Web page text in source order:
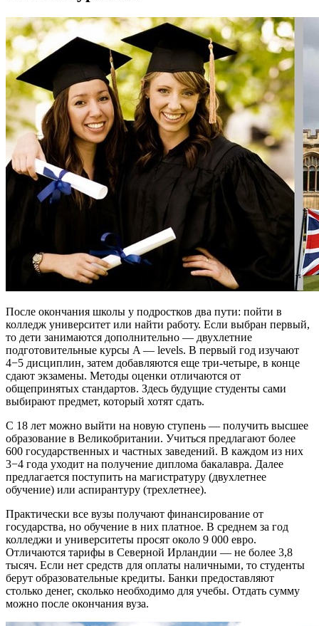
После окончания школы у подростков два пути: пойти в
колледж университет или найти работу. Если выбран первый,
то дети занимаются дополнительно — двухлетние
подготовительные курсы A — levels. В первый год изучают
4−5 дисциплин, затем добавляются еще три-четыре, в конце
сдают экзамены. Методы оценки отличаются от
общепринятых стандартов. Здесь будущие студенты сами
выбирают предмет, который хотят сдать.
С 18 лет можно выйти на новую ступень — получить высшее
образование в Великобритании. Учиться предлагают более
600 государственных и частных заведений. В каждом из них
3−4 года уходит на получение диплома бакалавра. Далее
предлагается поступить на магистратуру (двухлетнее
обучение) или аспирантуру (трехлетнее).
Практически все вузы получают финансирование от
государства, но обучение в них платное. В среднем за год
колледжи и университеты просят около 9 000 евро.
Отличаются тарифы в Северной Ирландии — не более 3,8
тысяч. Если нет средств для оплаты наличными, то студенты
берут образовательные кредиты. Банки предоставляют
столько денег, сколько необходимо для учебы. Отдать сумму
можно после окончания вуза.